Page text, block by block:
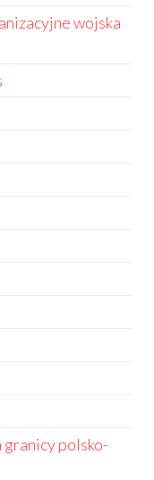
wojska
granicy polsko-